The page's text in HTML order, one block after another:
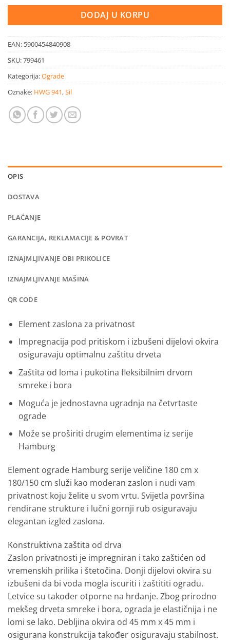
DODAJ U KORPU
EAN: 5900454840908
SKU:799461
Kategorija:Ograde
Oznake: HWG 941,Sil
OPIS
DOSTAVA
PLAĆANJE
GARANCIJA, REKLAMACIJE & POVRAT
IZNAJMLJIVANJE OBI PRIKOLICE
IZNAJMLJIVANJE MAŠINA
QR CODE
Element zaslona za privatnost
Impregnacija pod pritiskom i izbušeni dijelovi okvira
osiguravaju optimalnu zaštitu drveta
Zaštita od loma i pukotina fleksibilnim drvom
smreke i bora
Moguća je jednostavna ugradnja na četvrtaste
ograde
Može se proširiti drugim elementima iz serije
Hamburg
Element ograde Hamburg serije veličine 180 cm x
180/150 cm služi kao moderan zaslon i nudi vam
privatnost koju želite u svom vrtu. Svijetla površina
rendirane strukture i lučni gornji rub osiguravaju
elegantan izgled zaslona.
Konstruktivna zaštita od drva
Zaslon privatnosti je impregniran i tako zaštićen od
vremenskih prilika i štetočina. Donji dijelovi okvira su
izbušeni da bi voda mogla iscuriti i zaštititi ogradu.
Letvice su također otporne na hrđanje. Zbog prirodno
mekšeg drveta smreke i bora, ograda je elastičnija i ne
lomi se lako. Debljina okvira od 45 mm x 45 mm i
osigurana konstrukcija također osiguravaju stabilnost.